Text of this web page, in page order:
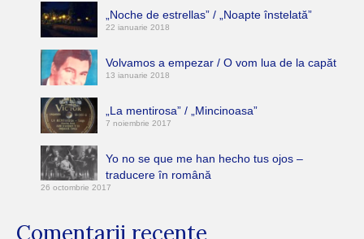
„Noche de estrellas” / „Noapte înstelată”
22 ianuarie 2018
Volvamos a empezar / O vom lua de la capăt
13 ianuarie 2018
„La mentirosa” / „Mincinoasa”
7 noiembrie 2017
Yo no se que me han hecho tus ojos –
traducere în română
26 octombrie 2017
Comentarii recente